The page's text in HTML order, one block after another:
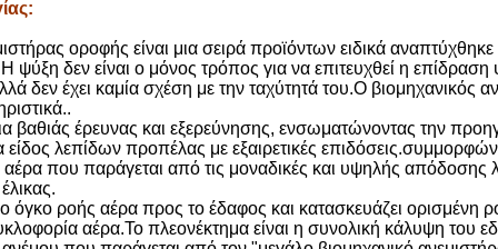
:
οροφής είναι μια σειρά προϊόντων ειδικά
ψύξη δεν είναι ο μόνος τρόπος για να επιτευχθεί η
δεν έχει καμία σχέση με την ταχύτητά του.Ο βιομηχανικός
βαθιάς έρευνας και εξερεύνησης, ενσωματώνοντας την
είδος λεπίδων προπέλας με εξαιρετικές
που παράγεται από τις μοναδικές και υψηλής απόδοσης
όγκο ροής αέρα προς το έδαφος και κατασκευάζει ορισμένη
αέρα.Το πλεονέκτημα είναι η συνολική κάλυψη του